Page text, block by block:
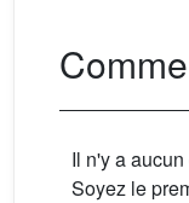
Il n'y a
Soyez le